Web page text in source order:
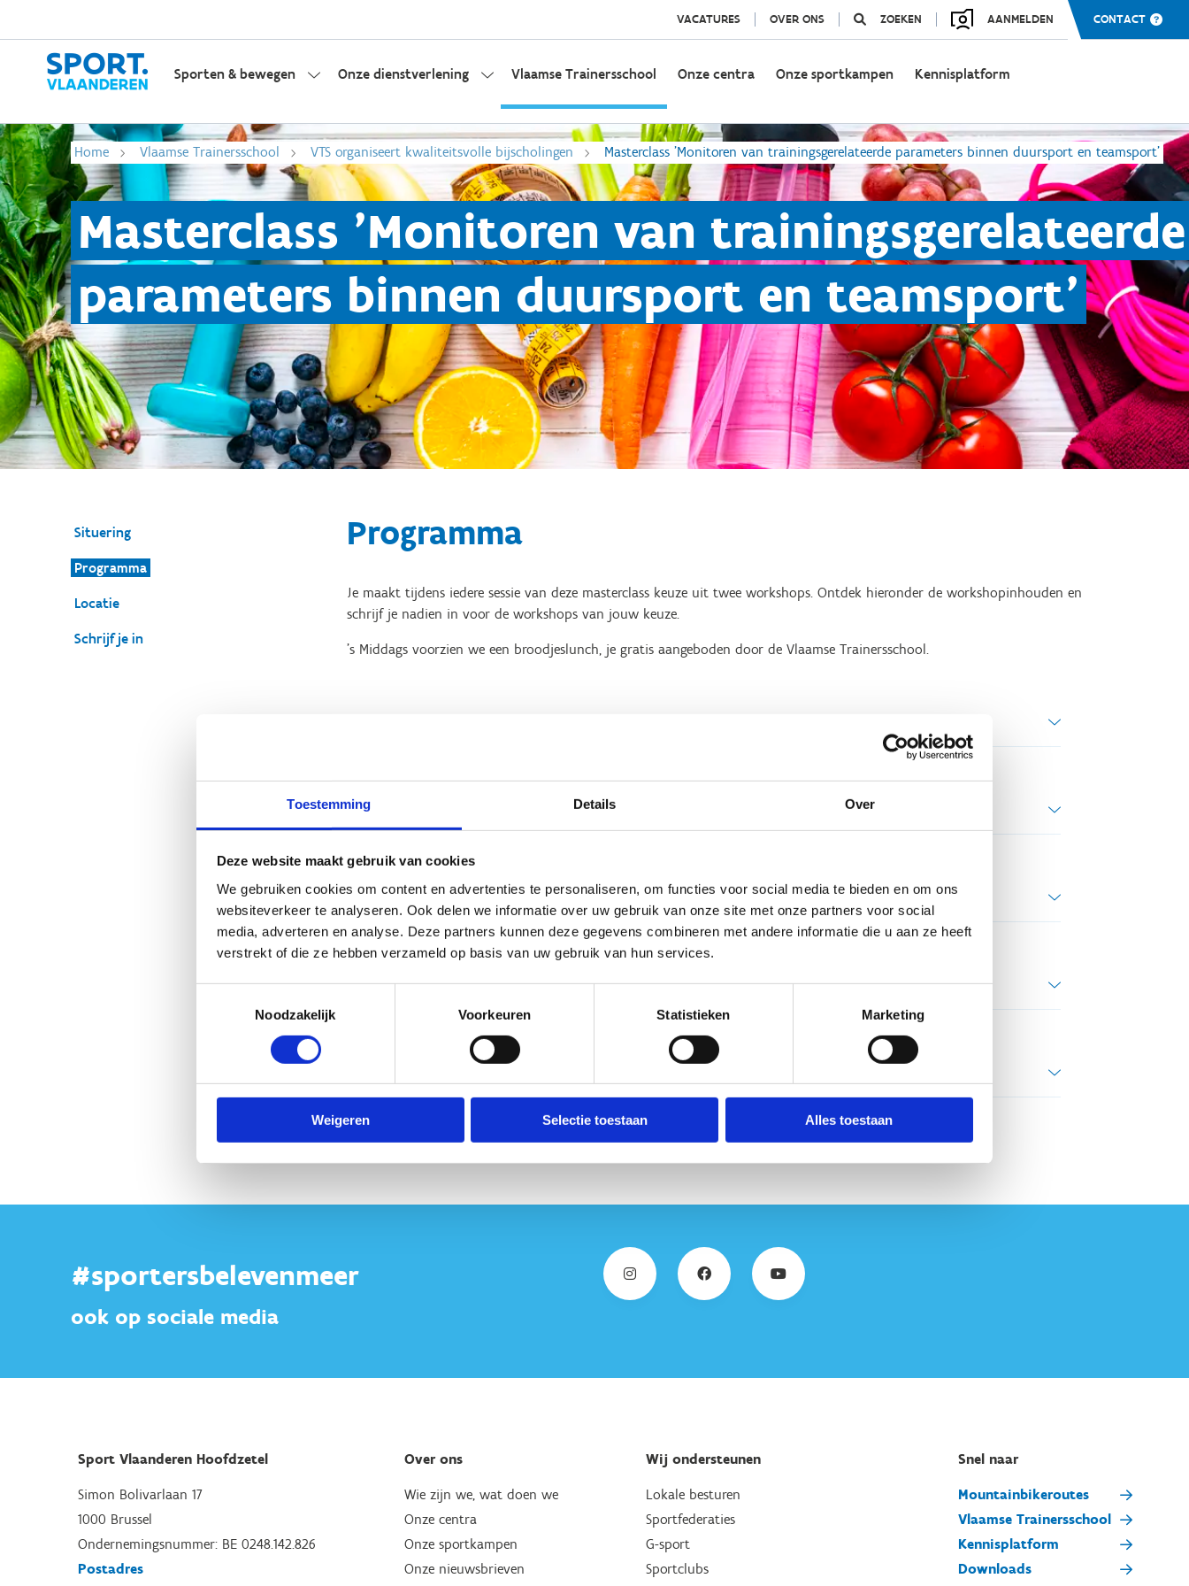
Toestemming Details Over
Deze website maakt gebruik van cookies
We gebruiken cookies om content en advertenties te personaliseren, om functies voor social media te bieden en om ons
websiteverkeer te analyseren. Ook delen we informatie over uw gebruik van onze site met onze partners voor social
media, adverteren en analyse. Deze partners kunnen deze gegevens combineren met andere informatie die u aan ze heeft
verstrekt of die ze hebben verzameld op basis van uw gebruik van hun services.
Noodzakelijk
Voorkeuren Statistieken Marketing
Weigeren Selectie toestaan Alles toestaan
VACATURES OVER ONS ZOEKEN AANMELDEN CONTACT
Sporten & bewegen Onze dienstverlening Vlaamse Trainersschool Onze centra Onze sportkampen Kennisplatform
Home Vlaamse Trainersschool VTS organiseert kwaliteitsvolle bijscholingen Masterclass 'Monitoren van trainingsgerelateerde parameters binnen duursport en teamsport'
Masterclass 'Monitoren van trainingsgerelateerde
parameters binnen duursport en teamsport'
Situering
Programma
Locatie
Schrijf je in
Programma
Je maakt tijdens iedere sessie van deze masterclass keuze uit twee workshops. Ontdek hieronder de workshopinhouden en
schrijf je nadien in voor de workshops van jouw keuze.
's Middags voorzien we een broodjeslunch, je gratis aangeboden door de Vlaamse Trainersschool.
Sessie 1 | 09.30u - 10.45u
Basisprincipes voor het kwantificeren van trainingsbelasting en monitoren van het trainingsproces in
uithoudingssport (
Prof. dr. Jan Boone - UGent
Subjective monitoring in teamsports: the proof of the pudding is in the eating (dr. Kobe Houtmeyers - KULeuven
Sessie 2 | 11.00u - 12.15u
Van trainingsbelasting naar het optimaliseren van training en prestatie in uithoudingssporten (
Toon De Beuckelaer - KULeuven
Broodjeslunch | 12.15u-13.30u
We voorzien een broodjeslunch voor alle deelnemers.
The overtraining syndrome ( Prof dr. Romain Meeusen - Vrije Universiteit Brussel)
#sportersbelevenmeer
ook op sociale media
Sport Vlaanderen Hoofdzetel
Simon Bolivarlaan 17
1000 Brussel
Ondernemingsnummer: BE 0248.142.826
Postadres
Over ons
Wie zijn we, wat doen we
Onze centra
Onze sportkampen
Onze nieuwsbrieven
Wij ondersteunen
Lokale besturen
Sportfederaties
G-sport
Sportclubs
Snel naar
Mountainbikeroutes
Vlaamse Trainersschool
Kennisplatform
Downloads